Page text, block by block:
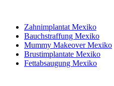
Zahnimplantat Mexiko
Bauchstraffung Mexiko
Mummy Makeover Mexiko
Brustimplantate Mexiko
Fettabsaugung Mexiko